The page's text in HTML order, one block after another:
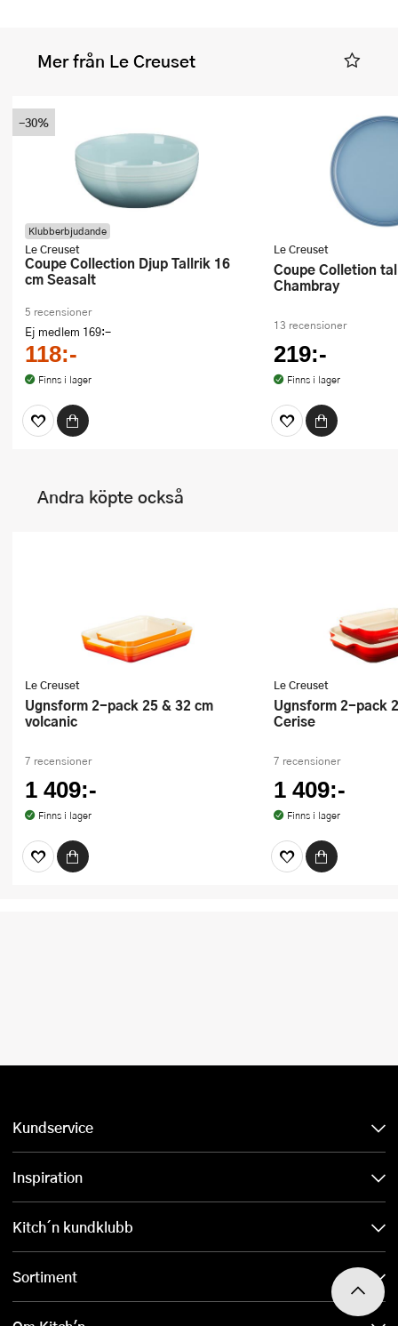
Mer från Le Creuset
Klubberbjudande
Le Creuset
Coupe Collection Djup Tallrik 16
cm Seasalt
5 recensioner
Ej medlem 169:-
118:-
Finns i lager
-30%
Le Creuset
Coupe Colletion tallrik 27 cm
Chambray
13 recensioner
219:-
Finns i lager
Andra köpte också
Le Creuset
Ugnsform 2-pack 25 & 32 cm
volcanic
7 recensioner
1 409:-
Finns i lager
Le Creuset
Ugnsform 2-pack 25 & 32 cm
Cerise
7 recensioner
1 409:-
Finns i lager
Kundservice
Inspiration
Kitch´n kundklubb
Sortiment